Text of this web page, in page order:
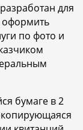
для
оформить
по фото и
бумаге в 2